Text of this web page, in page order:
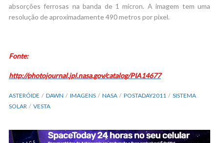
absorções ferrosas na banda de 1 mícron. A imagem tem uma
resolução de aproximadamente 490 metros por pixel.
Fonte:
http://photojournal.jpl.nasa.gov/catalog/PIA14677
ASTERÓIDE DAWN IMAGENS NASA POSTADAY2011
SISTEMA
SOLAR
VESTA